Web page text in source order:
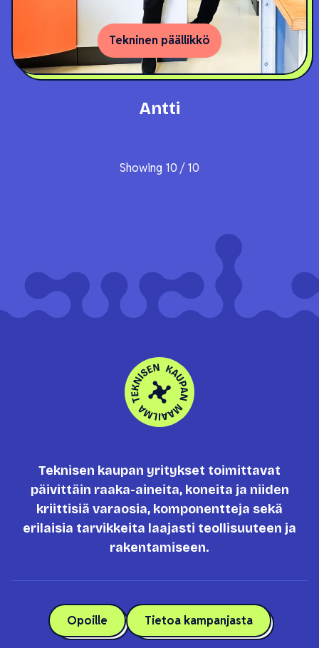
Tekninen päällikkö
Antti
Showing 10 /10
Teknisen kaupan yritykset toimittavat
päivittäin raaka-aineita, koneita ja niiden
kriittisiä varaosia, komponentteja sekä
erilaisia tarvikkeita laajasti teollisuuteen ja
rakentamiseen.
Opoille Tietoa kampanjasta